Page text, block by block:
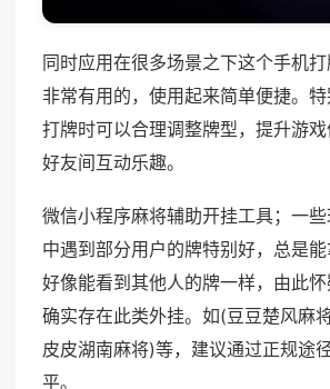
同时应用在很多场景之下这个手机
非常有用的，使用起来简单便捷。
打牌时可以合理调整牌型，提升游
好友间互动乐趣。
微信小程序麻将辅助开挂工具；一
中遇到部分用户的牌特别好，总是
好像能看到其他人的牌一样，由此怀
确实存在此类外挂。如(豆豆楚风麻
皮皮湖南麻将)等，建议通过正规途
平。